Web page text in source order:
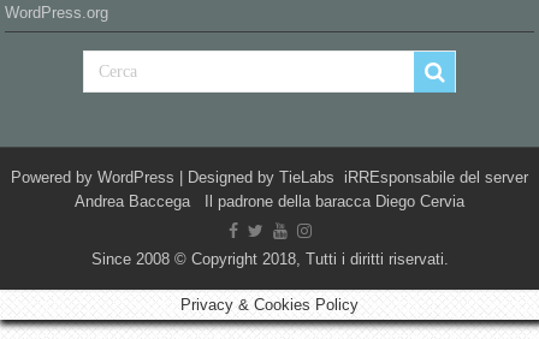
WordPress.org
Powered by WordPress | Designed by TieLabs iRREsponsabile del server
Andrea Baccega Il padrone della baracca Diego Cervia
Since 2008 © Copyright 2018, Tutti i diritti riservati.
Privacy & Cookies Policy